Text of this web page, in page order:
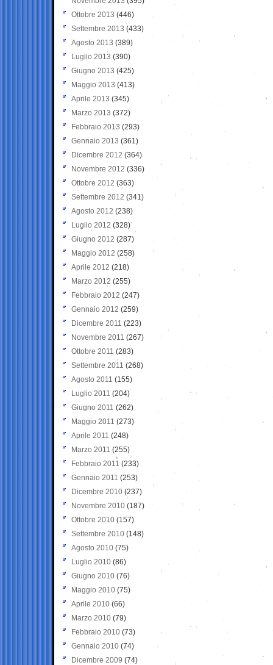
Ottobre 2013 (446)
Settembre 2013 (433)
Agosto 2013 (389)
Luglio 2013 (390)
Giugno 2013 (425)
Maggio 2013 (413)
Aprile 2013 (345)
Marzo 2013 (372)
Febbraio 2013 (293)
Gennaio 2013 (361)
Dicembre 2012 (364)
Novembre 2012 (336)
Ottobre 2012 (363)
Settembre 2012 (341)
Agosto 2012 (238)
Luglio 2012 (328)
Giugno 2012 (287)
Maggio 2012 (258)
Aprile 2012 (218)
Marzo 2012 (255)
Febbraio 2012 (247)
Gennaio 2012 (259)
Dicembre 2011 (223)
Novembre 2011 (267)
Ottobre 2011 (283)
Settembre 2011 (268)
Agosto 2011 (155)
Luglio 2011 (204)
Giugno 2011 (262)
Maggio 2011 (273)
Aprile 2011 (248)
Marzo 2011 (255)
Febbraio 2011 (233)
Gennaio 2011 (253)
Dicembre 2010 (237)
Novembre 2010 (187)
Ottobre 2010 (157)
Settembre 2010 (148)
Agosto 2010 (75)
Luglio 2010 (86)
Giugno 2010 (76)
Maggio 2010 (75)
Aprile 2010 (66)
Marzo 2010 (79)
Febbraio 2010 (73)
Gennaio 2010 (74)
Dicembre 2009 (74)